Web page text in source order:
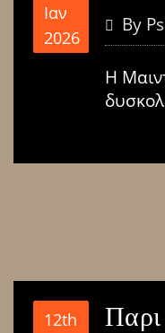
Ιαν
2026
By
Η
12th